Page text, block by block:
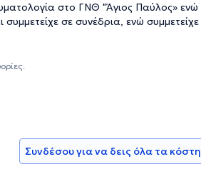
στο ΓΝΘ "Άγιος Παύλος» ενώ
σε συνέδρια, ενώ συμμετείχε
Συνδέσου για να δεις όλα τα κόστη